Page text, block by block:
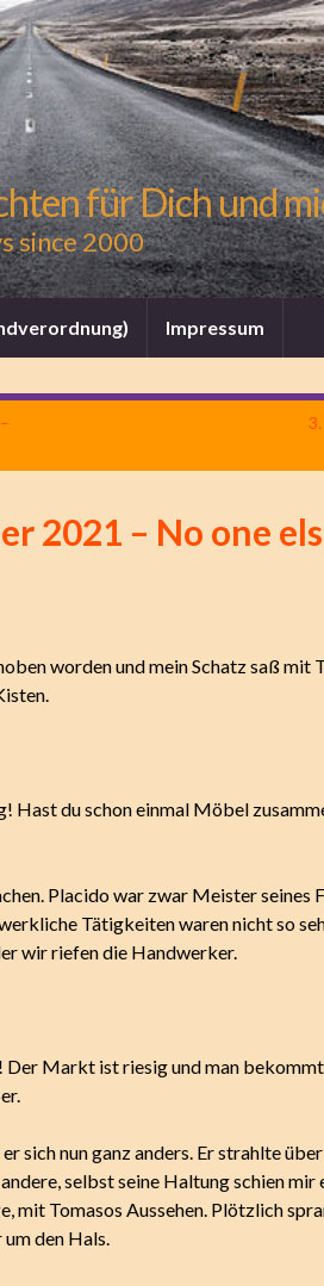
für Dich und
since 2000
Impressum
2021 – No one
worden und mein Schatz saß mit
Hast du schon einmal Möbel
Placido war zwar Meister seines
Tätigkeiten waren nicht so
wir riefen die Handwerker.
Der Markt ist riesig und man
sich nun ganz anders. Er strahlte
selbst seine Haltung schien mir
mit Tomasos Aussehen. Plötzlich
den Hals.